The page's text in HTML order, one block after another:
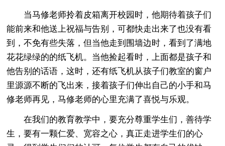
当马修老师拎着皮箱离开校园时，他期待着孩子们
能前来和他送上祝福与告别，可都快走出来了也没有看
到，不免有些失落，但当他走到围墙边时，看到了满地
花花绿绿的的纸飞机。当他捡起看时，上面都是孩子和
他告别的话语，这时，还有纸飞机从孩子们教室的窗户
里源源不断的飞出来，接着孩子们伸出自己的小手和马
修老师再见，马修老师的心里充满了喜悦与乐观。
在我们的教育教学中，要充分尊重学生们，善待学
生，要有一颗仁爱、宽容之心，真正走进学生们的心